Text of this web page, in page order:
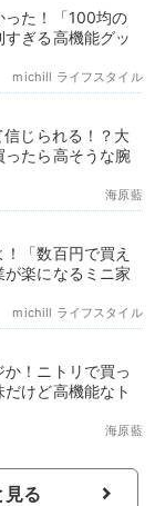
った！「100均の
ぎる高機能グッ
michill ライフスタイル
じられる！？大
ったら高そうな腕
海原藍
「数百円で買え
楽になるミニ家
michill ライフスタイル
！ニトリで買っ
けど高機能なト
海原藍
見る